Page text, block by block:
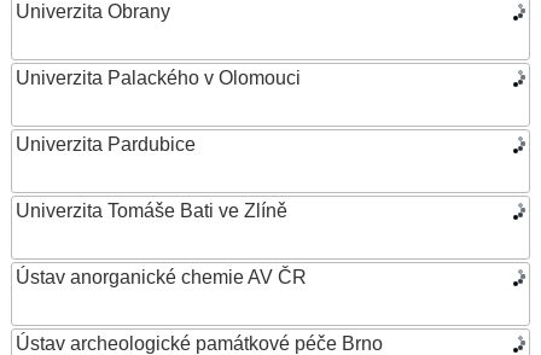
Univerzita Obrany
Univerzita Palackého v Olomouci
Univerzita Pardubice
Univerzita Tomáše Bati ve Zlíně
Ústav anorganické chemie AV ČR
Ústav archeologické památkové péče Brno